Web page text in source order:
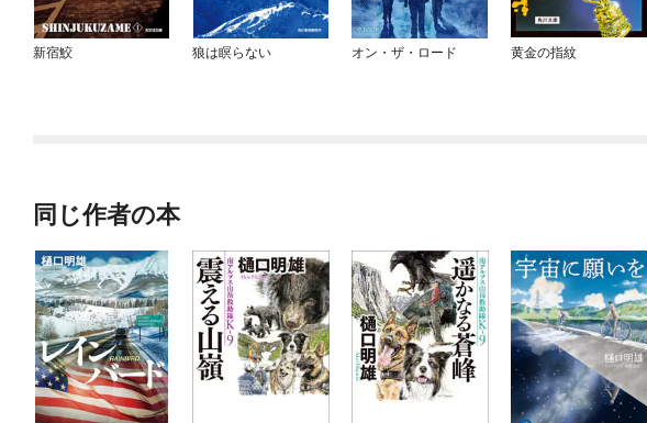
新宿鮫 狼は瞑らない オン・ザ・ロード 黄金の指紋
同じ作者の本